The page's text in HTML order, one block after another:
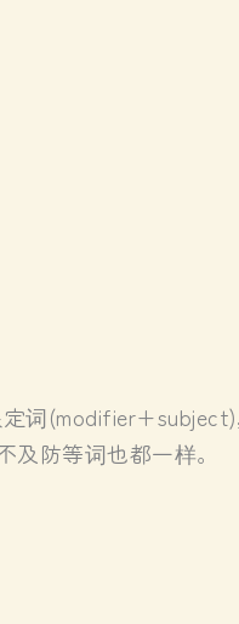
词
防等词也都一样。